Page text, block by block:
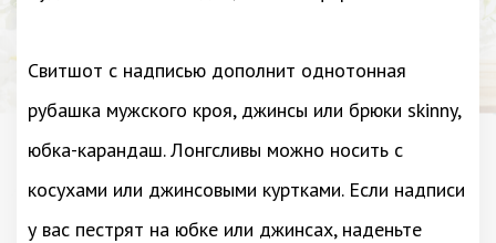
Свитшот с надписью дополнит однотонная
рубашка мужского кроя, джинсы или брюки skinny,
юбка-карандаш. Лонгсливы можно носить с
косухами или джинсовыми куртками. Если надписи
у вас пестрят на юбке или джинсах, наденьте